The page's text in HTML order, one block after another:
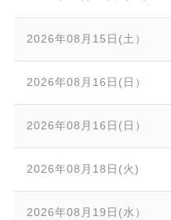
2026年08月15日(土）
2026年08月16日(日）
2026年08月16日(日）
2026年08月18日(火)
2026年08月19日(水）